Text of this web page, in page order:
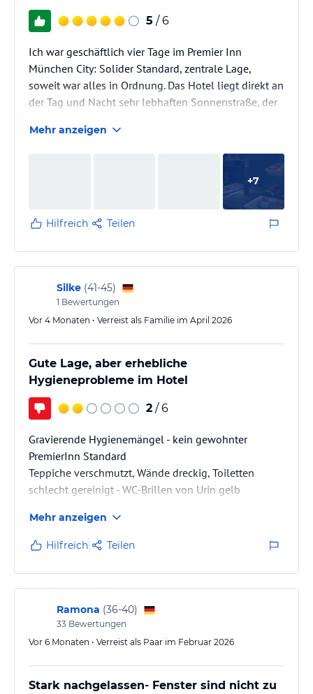
5 / 6
Ich war geschäftlich vier Tage im Premier Inn
München City: Solider Standard, zentrale Lage,
soweit war alles in Ordnung. Das Hotel liegt direkt an
der Tag und Nacht sehr lebhaften Sonnenstraße, der
€/ Nacht.
Mehr anzeigen
+7
Hilfreich Teilen
Silke (41-45)
1 Bewertungen
Vor 4 Monaten • Verreist als Familie im April 2026
Gute Lage, aber erhebliche
Hygieneprobleme im Hotel
2 / 6
Gravierende Hygienemängel - kein gewohnter
PremierInn Standard
Teppiche verschmutzt, Wände dreckig, Toiletten
schlecht gereinigt - WC-Brillen von Urin gelb
wieder ausgefallen, beim Frühstück zu wenig
Geschirr, zu wenig Sitzplätze zu den Stoßzeiten,
Sprudelwasser nur gegen Aufpreis beim Frühstück
Mehr anzeigen
Hilfreich Teilen
Ramona (36-40)
33 Bewertungen
Vor 6 Monaten • Verreist als Paar im Februar 2026
Stark nachgelassen- Fenster sind nicht zu